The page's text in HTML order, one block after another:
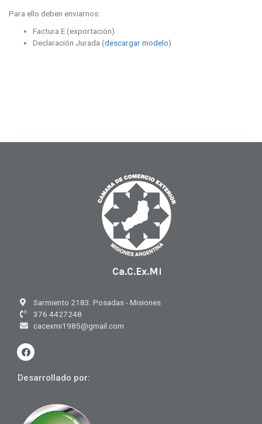
Para ello deben enviarnos:
Factura E (exportación)
Declaración Jurada (descargar modelo)
Ca.C.Ex.Mi
Sarmiento 2183. Posadas - Misiones
376 4427248
cacexmi1985@gmail.com
F
a
c
b
Desarrollado por: